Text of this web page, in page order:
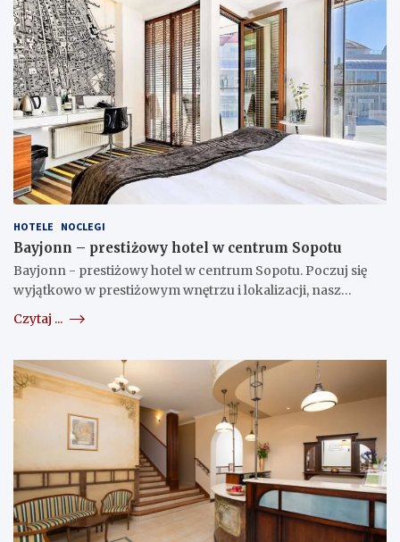
HOTELE NOCLEGI
Bayjonn – prestiżowy hotel w centrum Sopotu
Bayjonn - prestiżowy hotel w centrum Sopotu. Poczuj się
wyjątkowo w prestiżowym wnętrzu i lokalizacji, nasz…
Czytaj ...